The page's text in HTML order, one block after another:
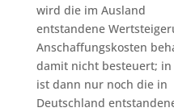
wird die im Ausland
entstandene
Anschaffungskosten
damit nicht besteuert;
ist dann nur noch die in
Deutschland